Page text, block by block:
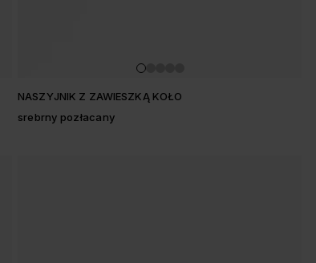
NASZYJNIK Z ZAWIESZKĄ KOŁO
srebrny pozłacany